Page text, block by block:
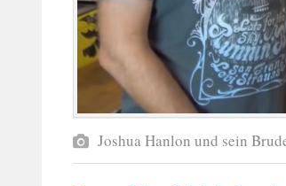
Joshua Hanlon und sein